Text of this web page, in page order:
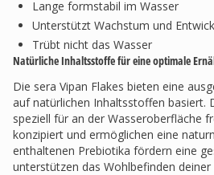
Lange formstabil im Wasser
Unterstützt Wachstum und
Trübt nicht das Wasser
Natürliche Inhaltsstoffe für eine optimale
Die sera Vipan Flakes bieten eine
auf natürlichen Inhaltsstoffen basiert.
speziell für an der Wasseroberfläche
konzipiert und ermöglichen eine
enthaltenen Prebiotika fördern eine
unterstützen das Wohlbefinden deiner